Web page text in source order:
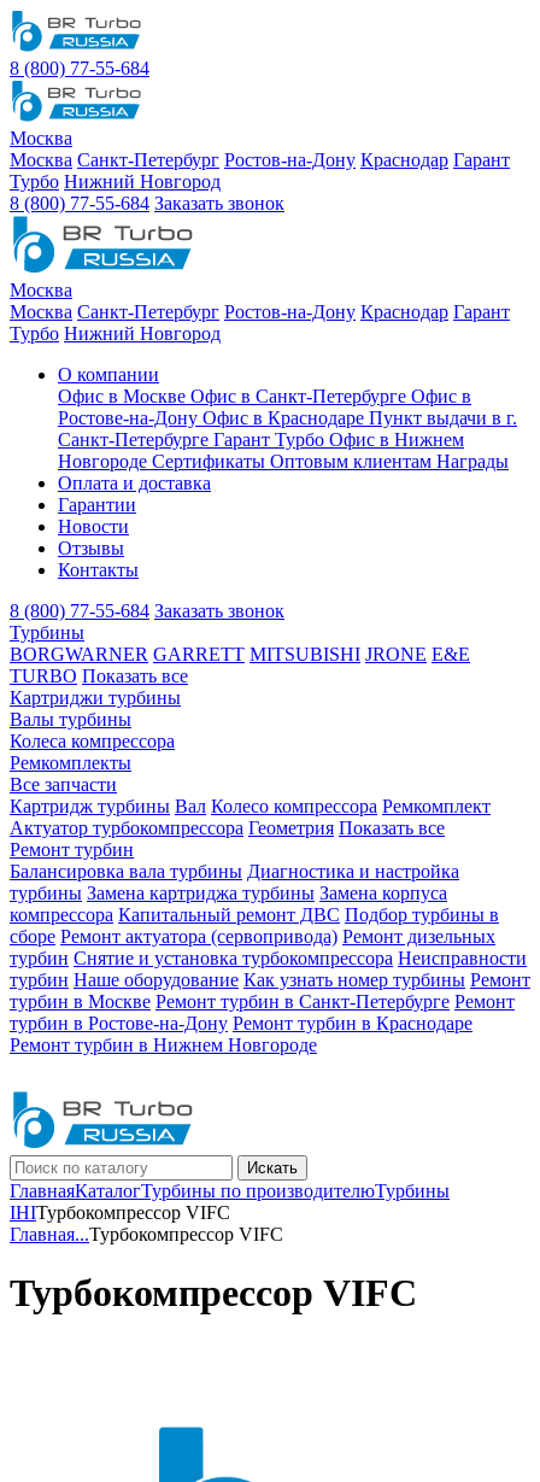
8 (800) 77-55-684
Москва
Москва Санкт-Петербург Ростов-на-Дону Краснодар Гарант
Турбо Нижний Новгород
8 (800) 77-55-684 Заказать звонок
Москва
Москва Санкт-Петербург Ростов-на-Дону Краснодар Гарант
Турбо Нижний Новгород
О компании
Офис в Москве Офис в Санкт-Петербурге Офис в
Ростове-на-Дону Офис в Краснодаре Пункт выдачи в г.
Санкт-Петербурге Гарант Турбо Офис в Нижнем
Новгороде Сертификаты Оптовым клиентам Награды
Оплата и доставка
Гарантии
Новости
Отзывы
Контакты
8 (800) 77-55-684 Заказать звонок
Турбины
BORGWARNER GARRETT MITSUBISHI JRONE E&E
TURBO Показать все
Картриджи турбины
Валы турбины
Колеса компрессора
Ремкомплекты
Все запчасти
Картридж турбины Вал Колесо компрессора Ремкомплект
Актуатор турбокомпрессора Геометрия Показать все
Ремонт турбин
Балансировка вала турбины Диагностика и настройка
турбины Замена картриджа турбины Замена корпуса
компрессора Капитальный ремонт ДВС Подбор турбины в
сборе Ремонт актуатора (сервопривода) Ремонт дизельных
турбин Снятие и установка турбокомпрессора Неисправности
турбин Наше оборудование Как узнать номер турбины Ремонт
турбин в Москве Ремонт турбин в Санкт-Петербурге Ремонт
турбин в Ростове-на-Дону Ремонт турбин в Краснодаре
Ремонт турбин в Нижнем Новгороде
Искать
ГлавнаяКаталогТурбины по производителюТурбины
IHIТурбокомпрессор VIFC
Главная...Турбокомпрессор VIFC
Турбокомпрессор VIFC